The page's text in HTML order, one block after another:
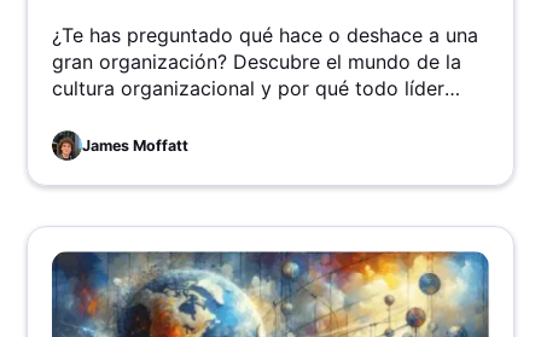
¿Te has preguntado qué hace o deshace a una
gran organización? Descubre el mundo de la
cultura organizacional y por qué todo líder
basado en valores.
James Moffatt